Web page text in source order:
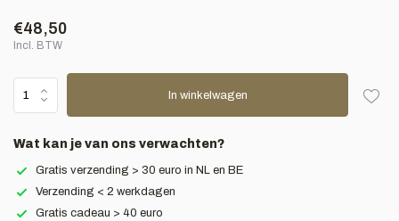
€48,50
Incl. BTW
In winkelwagen
Wat kan je van ons verwachten?
Gratis verzending > 30 euro in NL en BE
Verzending < 2 werkdagen
Gratis cadeau > 40 euro